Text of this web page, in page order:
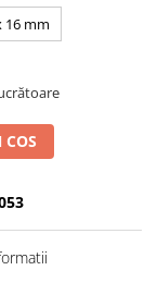
16 mm